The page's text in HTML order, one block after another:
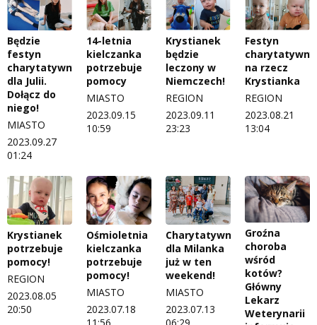
Będzie
festyn
charytatywny
dla Julii.
Dołącz do
niego!
MIASTO
2023.09.27
01:24
14-letnia
kielczanka
potrzebuje
pomocy
MIASTO
2023.09.15
10:59
Krystianek
będzie
leczony w
Niemczech!
REGION
2023.09.11
23:23
Festyn
charytatywny
na rzecz
Krystianka
REGION
2023.08.21
13:04
Krystianek
potrzebuje
pomocy!
REGION
2023.08.05
20:50
Ośmioletnia
kielczanka
potrzebuje
pomocy!
MIASTO
2023.07.18
Charytatywnie
dla Milanka
już w ten
weekend!
MIASTO
2023.07.13
Groźna
choroba
wśród
kotów?
Główny
Lekarz
Weterynarii